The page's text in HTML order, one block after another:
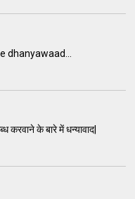
dhanyawaad...
करवाने के बारे में धन्यावाद|